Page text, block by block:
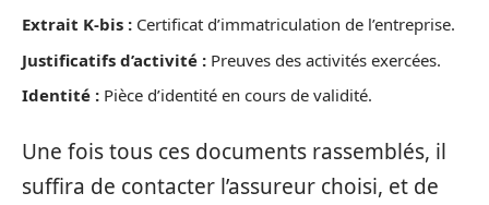
Extrait K-bis : Certificat d’immatriculation de l’entreprise.
Justificatifs d’activité : Preuves des activités exercées.
Identité : Pièce d’identité en cours de validité.
Une fois tous ces documents rassemblés, il
suffira de contacter l’assureur choisi, et de